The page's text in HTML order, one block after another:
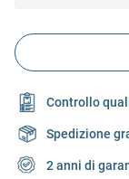
Controllo
Spedizione
2 anni di